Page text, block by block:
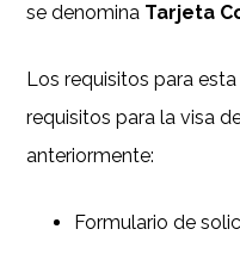
se denomina Tarjeta
Los requisitos para
requisitos para la visa
anteriormente:
Formulario de